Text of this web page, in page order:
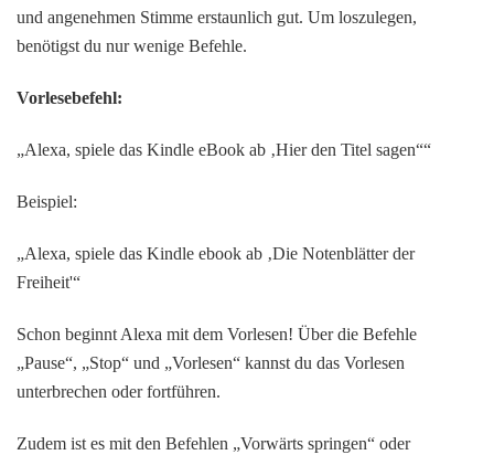
und angenehmen Stimme erstaunlich gut. Um loszulegen,
benötigst du nur wenige Befehle.
Vorlesebefehl:
„Alexa, spiele das Kindle eBook ab ‚Hier den Titel sagen““
Beispiel:
„Alexa, spiele das Kindle ebook ab ‚Die Notenblätter der
Freiheit'“
Schon beginnt Alexa mit dem Vorlesen! Über die Befehle
„Pause“, „Stop“ und „Vorlesen“ kannst du das Vorlesen
unterbrechen oder fortführen.
Zudem ist es mit den Befehlen „Vorwärts springen“ oder